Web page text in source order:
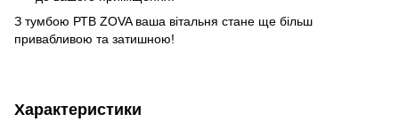
З тумбою РТВ ZOVA ваша вітальня стане ще більш
привабливою та затишною!
Характеристики